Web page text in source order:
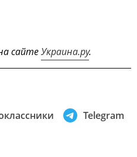
сайтеУкраина.ру.
Telegram